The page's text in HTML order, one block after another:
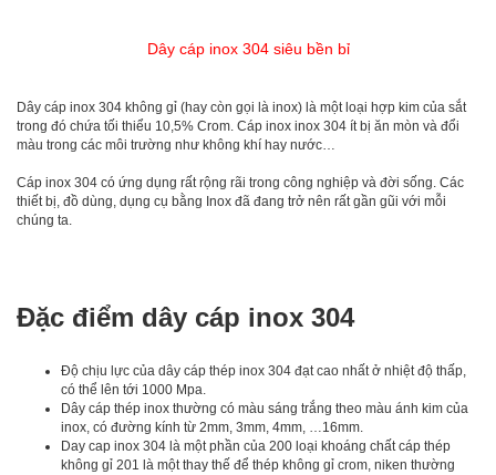
Dây cáp inox 304 siêu bền bỉ
Dây cáp inox 304 không gỉ (hay còn gọi là inox) là một loại hợp kim của sắt
trong đó chứa tối thiểu 10,5% Crom. Cáp inox inox 304 ít bị ăn mòn và đổi
màu trong các môi trường như không khí hay nước…
Cáp inox 304 có ứng dụng rất rộng rãi trong công nghiệp và đời sống. Các
thiết bị, đồ dùng, dụng cụ bằng Inox đã đang trở nên rất gần gũi với mỗi
chúng ta.
Đặc điểm dây cáp inox 304
Độ chịu lực của dây cáp thép inox 304 đạt cao nhất ở nhiệt độ thấp,
có thể lên tới 1000 Mpa.
Dây cáp thép inox thường có màu sáng trắng theo màu ánh kim của
inox, có đường kính từ 2mm, 3mm, 4mm, …16mm.
Day cap inox 304 là một phần của 200 loại khoáng chất cáp thép
không gỉ 201 là một thay thế để thép không gỉ crom, niken thường